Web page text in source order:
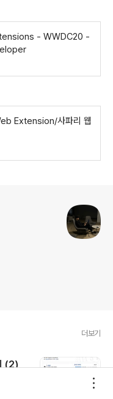
- WWDC20 -
Extension/사파리 웹
더보기
(2)
W